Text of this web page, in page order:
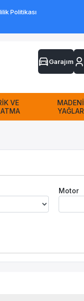
Garajım
VE
MADENİ
YAĞLAR
Motor
Politikası